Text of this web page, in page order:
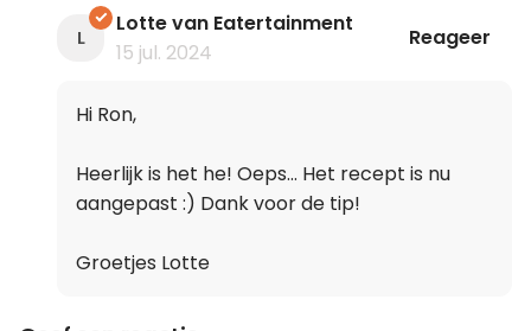
L
Lotte van Eatertainment
15 jul. 2024
Reageer
Hi Ron,
Heerlijk is het he! Oeps... Het recept is nu
aangepast :) Dank voor de tip!
Groetjes Lotte